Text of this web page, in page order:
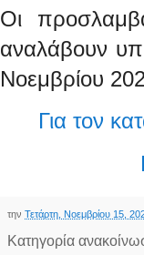
Οι
αναλάβουν
Νοεμβρίου
Για τον
την Τετάρτη, Νοεμβρίου 15,
Κατηγορία